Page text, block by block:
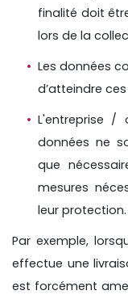
finalité doit
lors de la
Les données
d’atteindre
L'entreprise /
données ne
que
mesures
leur protection.
Par exemple,
effectue une
est forcément